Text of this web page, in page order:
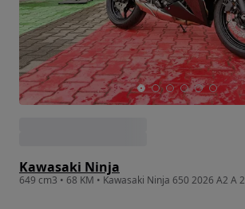
Kawasaki Ninja
649 cm3 • 68 KM • Kawasaki Ninja 650 2026 A2 A 2